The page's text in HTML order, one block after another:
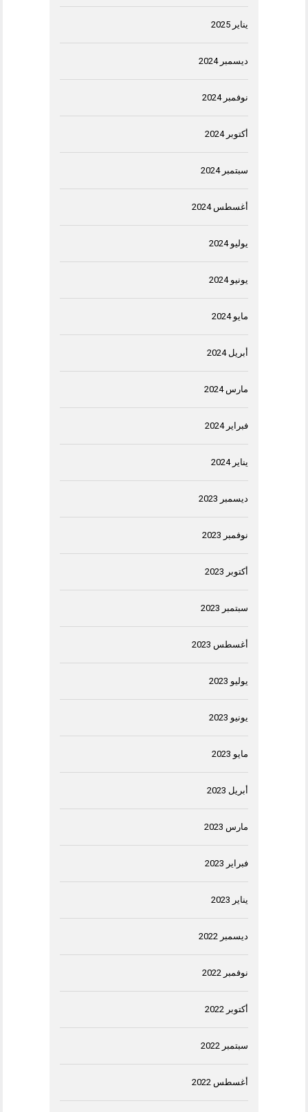
يناير 2025
ديسمبر 2024
نوفمبر 2024
أكتوبر 2024
سبتمبر 2024
أغسطس 2024
يوليو 2024
يونيو 2024
مايو 2024
أبريل 2024
مارس 2024
فبراير 2024
يناير 2024
ديسمبر 2023
نوفمبر 2023
أكتوبر 2023
سبتمبر 2023
أغسطس 2023
يوليو 2023
يونيو 2023
مايو 2023
أبريل 2023
مارس 2023
فبراير 2023
يناير 2023
ديسمبر 2022
نوفمبر 2022
أكتوبر 2022
سبتمبر 2022
أغسطس 2022